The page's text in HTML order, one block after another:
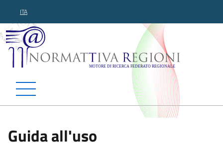
ITA
Normattiva Regioni -
Guida all'uso